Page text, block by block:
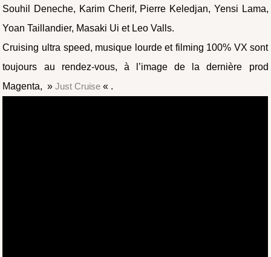
Souhil Deneche, Karim Cherif, Pierre Keledjan, Yensi Lama,
Yoan Taillandier, Masaki Ui et Leo Valls.
Cruising ultra speed, musique lourde et filming 100% VX sont
toujours au rendez-vous, à l’image de la dernière prod
Magenta, »Just Cruise « .